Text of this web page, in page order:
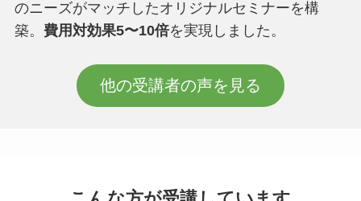
のニーズがマッチしたオリジナルセミナーを構
築。 費用対効果5〜10倍を実現しました。
他の受講者の声を見る